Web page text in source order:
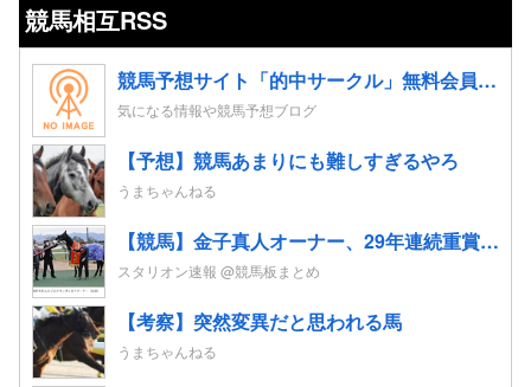
競馬相互RSS
競馬予想サイト「的中サークル」無料会員登録｜初心者も指数とプロ予想で週末レースを攻略
気になる情報や競馬予想ブログ
【予想】競馬あまりにも難しすぎるやろ
うまちゃんねる
【競馬】金子真人オーナー、29年連続重賞勝利！初重賞制覇から1年も途切れることなく29年… JRA重賞は122勝目 ネット「すごすぎる」
スタリオン速報 @競馬板まとめ
【考察】突然変異だと思われる馬
うまちゃんねる